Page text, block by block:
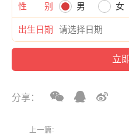
性 别 男 女
出生日期
分享：
上一篇: